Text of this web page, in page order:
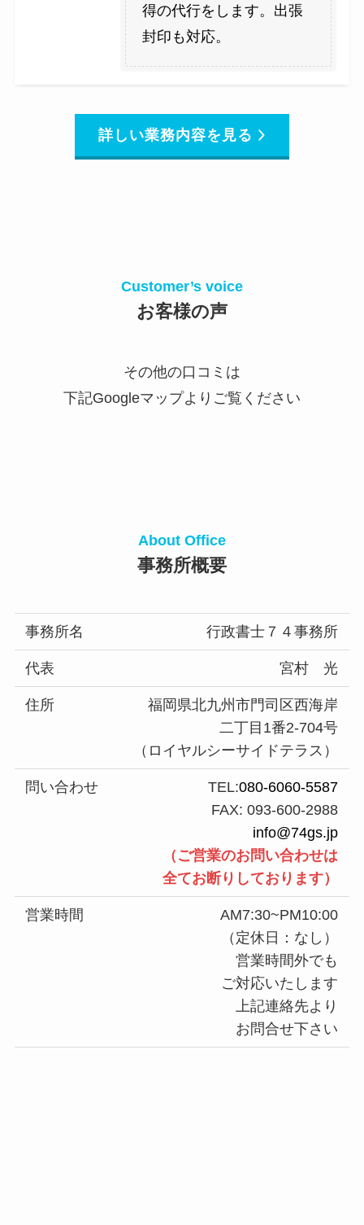
得の代行をします。出張
封印も対応。
詳しい業務内容を見る
Customer’s voice
お客様の声
その他の口コミは
下記Googleマップよりご覧ください
About Office
事務所概要
事務所名 行政書士７４事務所
代表 宮村 光
住所
福岡県北九州市門司区西海岸
二丁目1番2-704号
（ロイヤルシーサイドテラス）
問い合わせ TEL:080-6060-5587
FAX: 093-600-2988
info@74gs.jp
（ご営業のお問い合わせは
全てお断りしております）
営業時間
AM7:30~PM10:00
（定休日：なし）
営業時間外でも
ご対応いたします
上記連絡先より
お問合せ下さい